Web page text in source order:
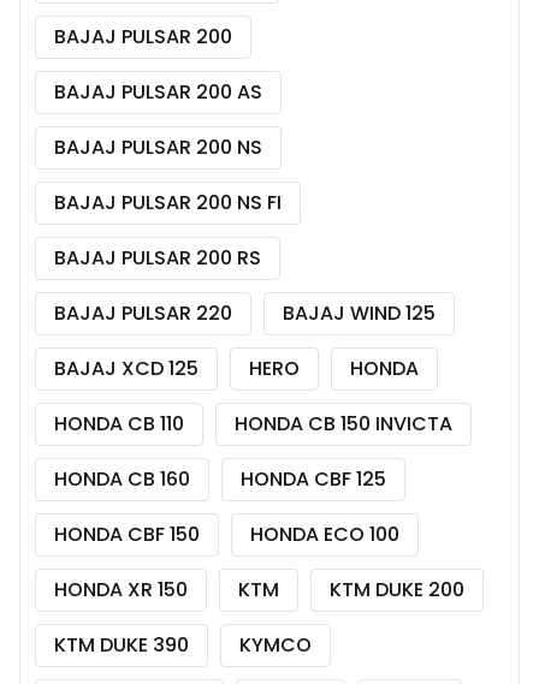
BAJAJ PULSAR 200
BAJAJ PULSAR 200 AS
BAJAJ PULSAR 200 NS
BAJAJ PULSAR 200 NS FI
BAJAJ PULSAR 200 RS
BAJAJ PULSAR 220
BAJAJ WIND 125
BAJAJ XCD 125
HERO
HONDA
HONDA CB 110
HONDA CB 150 INVICTA
HONDA CB 160
HONDA CBF 125
HONDA CBF 150
HONDA ECO 100
HONDA XR 150
KTM
KTM DUKE 200
KTM DUKE 390
KYMCO